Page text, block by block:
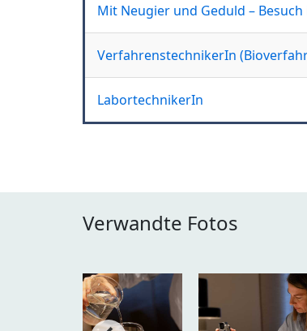
Mit Neugier und Geduld –
VerfahrenstechnikerIn
LabortechnikerIn
Verwandte Fotos